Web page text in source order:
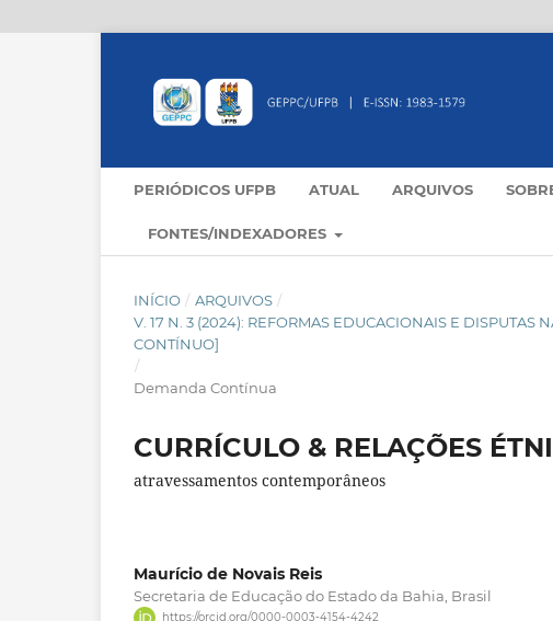
PERIÓDICOS UFPB ATUAL ARQUIVOS
FONTES/INDEXADORES
INÍCIO / ARQUIVOS /
V. 17 N. 3 (2024): REFORMAS EDUCACIONAIS E DISPUTAS
CONTÍNUO]
/
Demanda Contínua
CURRÍCULO & RELAÇÕES
atravessamentos contemporâneos
Maurício de Novais Reis
Secretaria de Educação do Estado da Bahia, Brasil
https://orcid.org/0000-0003-4154-4242